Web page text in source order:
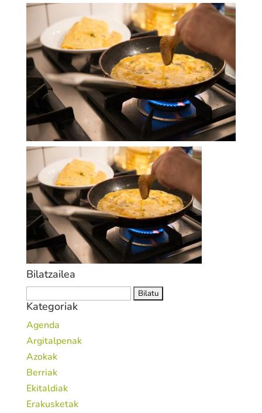
Bilatzailea
Kategoriak
Agenda
Argitalpenak
Azokak
Berriak
Ekitaldiak
Erakusketak